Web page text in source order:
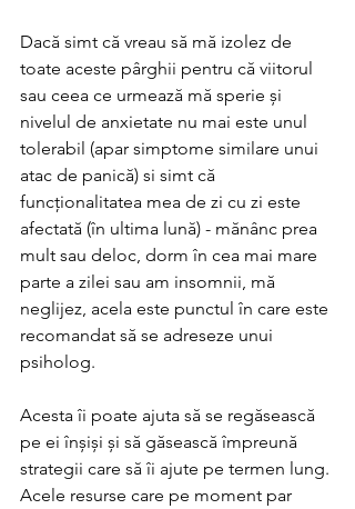
Dacă simt că vreau să mă izolez de
toate aceste pârghii pentru că viitorul
sau ceea ce urmează mă sperie și
nivelul de anxietate nu mai este unul
tolerabil (apar simptome similare unui
atac de panică) si simt că
funcționalitatea mea de zi cu zi este
afectată (în ultima lună) - mănânc prea
mult sau deloc, dorm în cea mai mare
parte a zilei sau am insomnii, mă
neglijez, acela este punctul în care este
recomandat să se adreseze unui
psiholog.
Acesta îi poate ajuta să se regăsească
pe ei înșiși și să găsească împreună
strategii care să îi ajute pe termen lung.
Acele resurse care pe moment par